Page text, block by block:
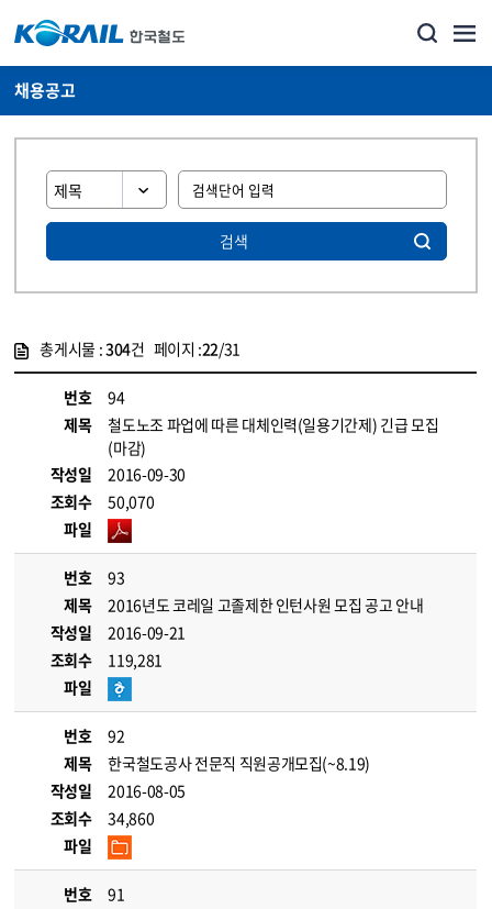
채용공고
검색
총게시물 :304건 페이지 :22/31
번호
94
제목
철도노조 파업에 따른 대체인력(일용기간제) 긴급 모집
(마감)
작성일
2016-09-30
조회수
50,070
파일
번호
93
제목
2016년도 코레일 고졸제한 인턴사원 모집 공고 안내
작성일
2016-09-21
조회수
119,281
파일
번호
92
제목
한국철도공사 전문직 직원공개모집(~8.19)
작성일
2016-08-05
조회수
34,860
파일
번호
91